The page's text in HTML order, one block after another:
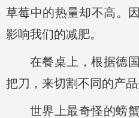
草莓中的热量却不高。
影响我们的减肥。
在餐桌上，根据德
把刀，来切割不同的产品
世界上最奇怪的螃